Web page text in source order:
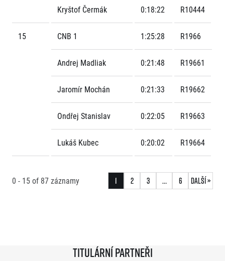
Kryštof Čermák 0:18:22 R10444
15 CNB 1 1:25:28 R1966
Andrej Madliak 0:21:48 R19661
Jaromír Mochán 0:21:33 R19662
Ondřej Stanislav 0:22:05 R19663
Lukáš Kubec 0:20:02 R19664
0 - 15of 87záznamy 1 2 3 … 6 Další »
Titulární partneři